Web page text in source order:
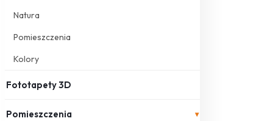
Natura
Pomieszczenia
Kolory
Fototapety 3D
Pomieszczenia ▾